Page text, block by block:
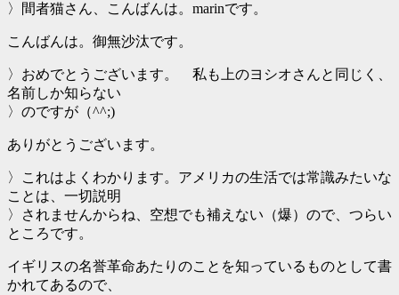
〉間者猫さん、こんばんは。marinです。
こんばんは。御無沙汰です。
〉おめでとうございます。 私も上のヨシオさんと同じく、
名前しか知らない
〉のですが（^^;)
ありがとうございます。
〉これはよくわかります。アメリカの生活では常識みたいな
ことは、一切説明
〉されませんからね、空想でも補えない（爆）ので、つらい
ところです。
イギリスの名誉革命あたりのことを知っているものとして書
かれてあるので、